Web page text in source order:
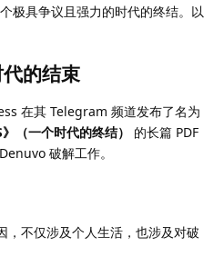
极具争议且强力的时代的终结。以
的结束
在其 Telegram 频道发布了名为
（一个时代的终结）
的长篇 PDF
破解工作。
，不仅涉及个人生活，也涉及对破